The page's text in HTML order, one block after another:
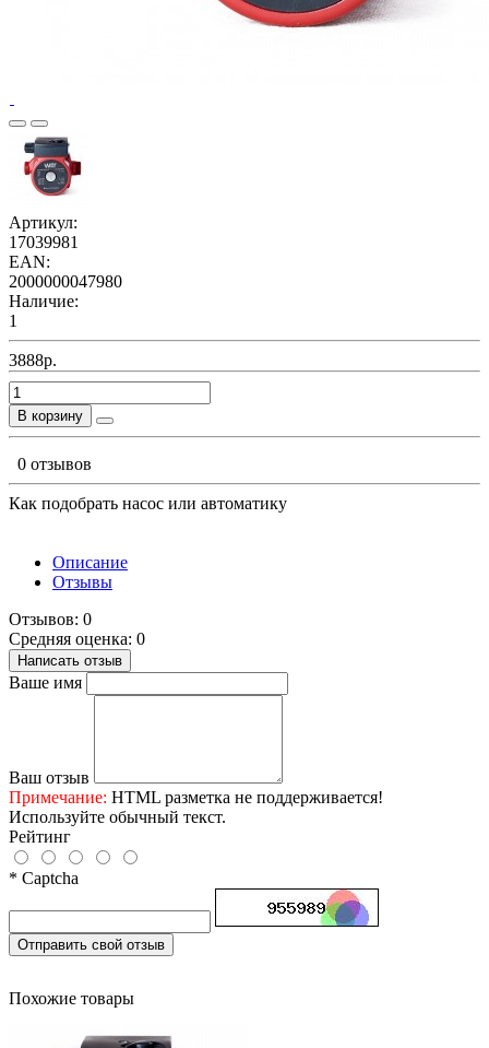
Артикул:
17039981
EAN:
2000000047980
Наличие:
1
3888р.
В корзину
0 отзывов
Как подобрать насос или автоматику
Описание
Отзывы
Отзывов: 0
Средняя оценка: 0
Написать отзыв
Ваше имя
Ваш отзыв
Примечание: HTML разметка не поддерживается!
Используйте обычный текст.
Рейтинг
* Captcha
Отправить свой отзыв
Похожие товары